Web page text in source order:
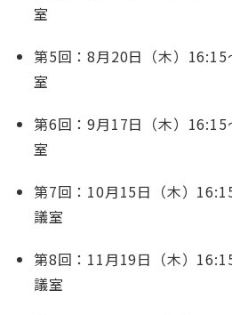
室
第5回：8月20日（木）
室
第6回：9月17日（木）
室
第7回：10月15日（木）
議室
第8回：11月19日（木）
議室